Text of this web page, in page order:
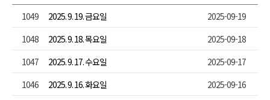
1049
2025. 9. 19. 금요일
2025-09-19
1048
2025. 9. 18. 목요일
2025-09-18
1047
2025. 9. 17. 수요일
2025-09-17
1046
2025. 9. 16. 화요일
2025-09-16